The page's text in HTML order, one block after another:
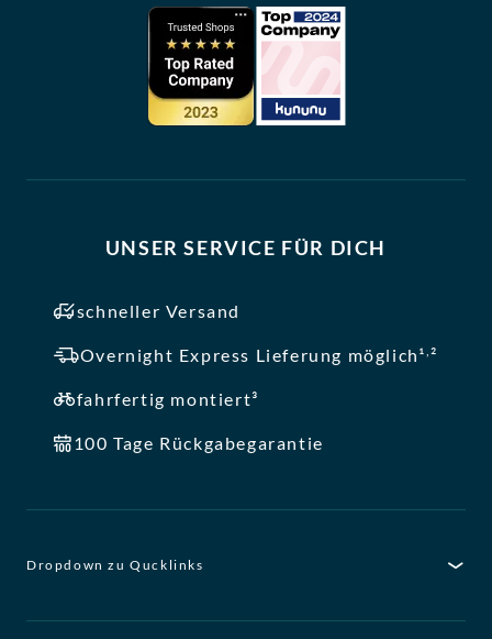
UNSER SERVICE FÜR DICH
schneller Versand
Overnight Express Lieferung möglich¹ ,²
fahrfertig montiert³
100 Tage Rückgabegarantie
Dropdown zu Qucklinks